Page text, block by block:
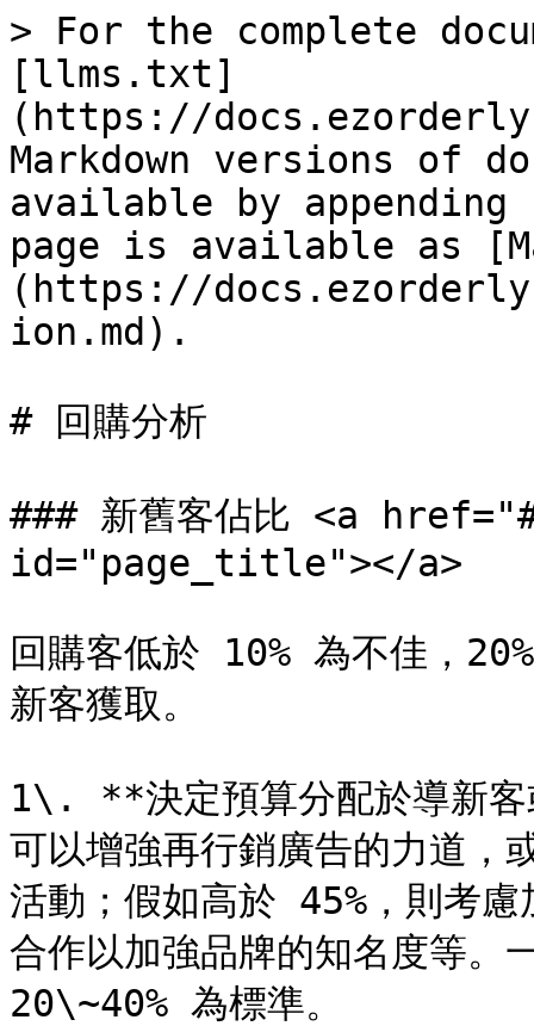
> For the complete
[llms.txt]
(https://
Markdown versions of
available by
page is available as
(https://
ion.md).
# 回購分析
### 新舊客佔比 <a
id="page_title"></a>
回購客低於 10% 為不佳，
新客獲取。
1\. **決定預算分配於導新客
可以增強再行銷廣告的力道，
活動；假如高於 45%，則考
合作以加強品牌的知名度等。
20\~40% 為標準。